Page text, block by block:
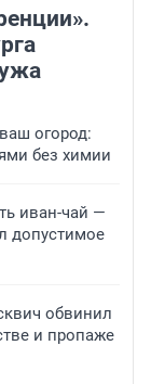
огород:
без химии
иван-чай —
допустимое
обвинил
и пропаже